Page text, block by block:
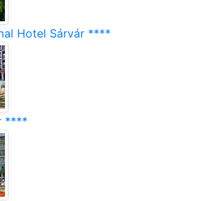
Hotel Sárvár ****
****